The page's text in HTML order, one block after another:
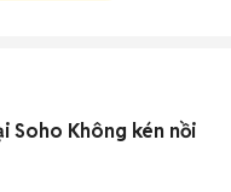
Soho Không kén nồi